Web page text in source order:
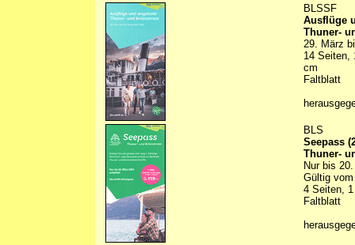
BLSSF
Ausflüge
Thuner-
29. März
14 Seiten,
cm
Faltblatt
BLS
Seepass
Thuner-
Nur bis
Gültig
4 Seiten,
Faltblatt